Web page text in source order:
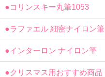
●コリンスキー丸筆1053
●ラファエル 細密ナイロン筆
●インターロン ナイロン筆
●クリスマス用おすすめ商品